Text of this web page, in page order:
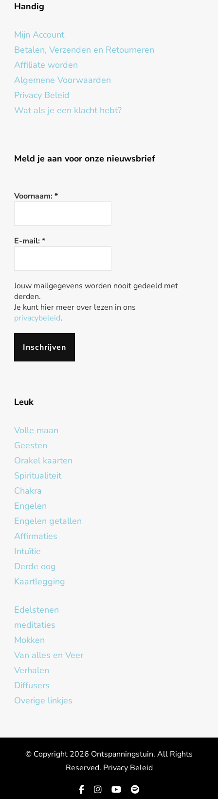
Handig
Mijn Account
Betalen, Verzenden en Retourneren
Affiliate worden
Algemene Voorwaarden
Privacy Beleid
Wat als je een klacht hebt?
Meld je aan voor onze nieuwsbrief
Voornaam: *
E-mail: *
Jouw mailgegevens worden nooit gedeeld met
derden.
Je kunt hier meer over lezen in ons
privacybeleid.
Leuk
Volle maan
Geesten
Orakel kaarten
Spiritualiteit
Chakra
Engelen
Engelen getallen
Affirmaties
Intuïtie
Derde oog
Kaartlegging
Edelstenen
meditaties
Mokken
Van alles en Veer
Verhalen
Diffusers
Overige linkjes
© Copyright 2026 Ontspanningstuin. All Rights
Reserved. Privacy Beleid